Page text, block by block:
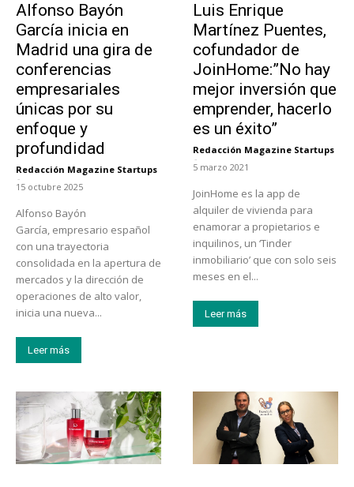
Alfonso Bayón
García inicia en
Madrid una gira de
conferencias
empresariales
únicas por su
enfoque y
profundidad
Redacción Magazine Startups
-
15 octubre 2025
Alfonso Bayón
García, empresario español
con una trayectoria
consolidada en la apertura de
mercados y la dirección de
operaciones de alto valor,
inicia una nueva...
Leer más
Luis Enrique
Martínez Puentes,
cofundador de
JoinHome:”No hay
mejor inversión que
emprender, hacerlo
es un éxito”
Redacción Magazine Startups
-
5 marzo 2021
JoinHome es la app de
alquiler de vivienda para
enamorar a propietarios e
inquilinos, un ‘Tinder
inmobiliario’ que con solo seis
meses en el...
Leer más